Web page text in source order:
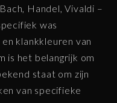
Handel, Vivaldi –
was
klankkleuren van
is het belangrijk om
staat om zijn
van specifieke